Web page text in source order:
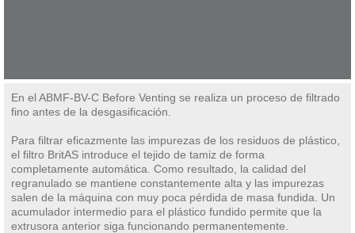
En el ABMF-BV-C Before Venting se realiza un proceso de filtrado
fino antes de la desgasificación.
Para filtrar eficazmente las impurezas de los residuos de plástico,
el filtro BritAS introduce el tejido de tamiz de forma
completamente automática. Como resultado, la calidad del
regranulado se mantiene constantemente alta y las impurezas
salen de la máquina con muy poca pérdida de masa fundida. Un
acumulador intermedio para el plástico fundido permite que la
extrusora anterior siga funcionando permanentemente.